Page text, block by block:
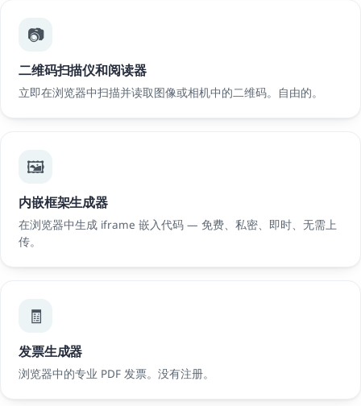
📷
二维码扫描仪和阅读器
立即在浏览器中扫描并读取图像或相机中的二维码。自由的。
🖼️
内嵌框架生成器
在浏览器中生成 iframe 嵌入代码 — 免费、私密、即时、无需上
传。
🧾
发票生成器
浏览器中的专业 PDF 发票。没有注册。